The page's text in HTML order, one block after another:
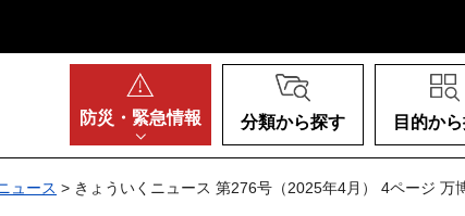
防災・ 緊急情報 分類から探す 目的か
ュース > きょういくニュース 第276号（2025年4月） 4ページ 万